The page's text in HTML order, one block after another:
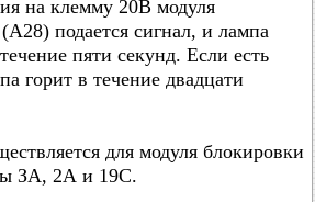
на клемму 20В модуля
подается сигнал, и лампа
пяти секунд. Если есть
горит в течение двадцати
для модуля блокировки
ЗА, 2А и 19С.